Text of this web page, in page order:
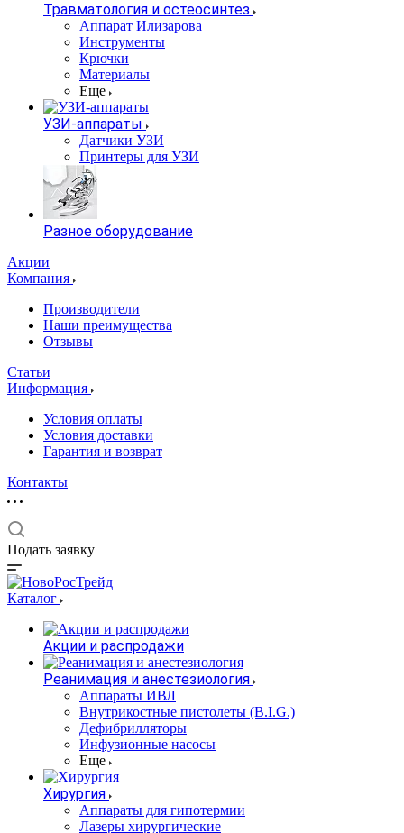
Травматология и остеосинтез
Аппарат Илизарова
Инструменты
Крючки
Материалы
Еще
УЗИ-аппараты
Датчики УЗИ
Принтеры для УЗИ
Разное оборудование
Акции
Компания
Производители
Наши преимущества
Отзывы
Статьи
Информация
Условия оплаты
Условия доставки
Гарантия и возврат
Контакты
Подать заявку
Каталог
Акции и распродажи
Реанимация и анестезиология
Аппараты ИВЛ
Внутрикостные пистолеты (B.I.G.)
Дефибрилляторы
Инфузионные насосы
Еще
Хирургия
Аппараты для гипотермии
Лазеры хирургические